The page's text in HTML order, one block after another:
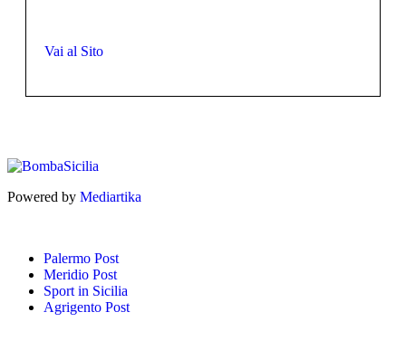
Vai al Sito
Powered by Mediartika
Palermo Post
Meridio Post
Sport in Sicilia
Agrigento Post